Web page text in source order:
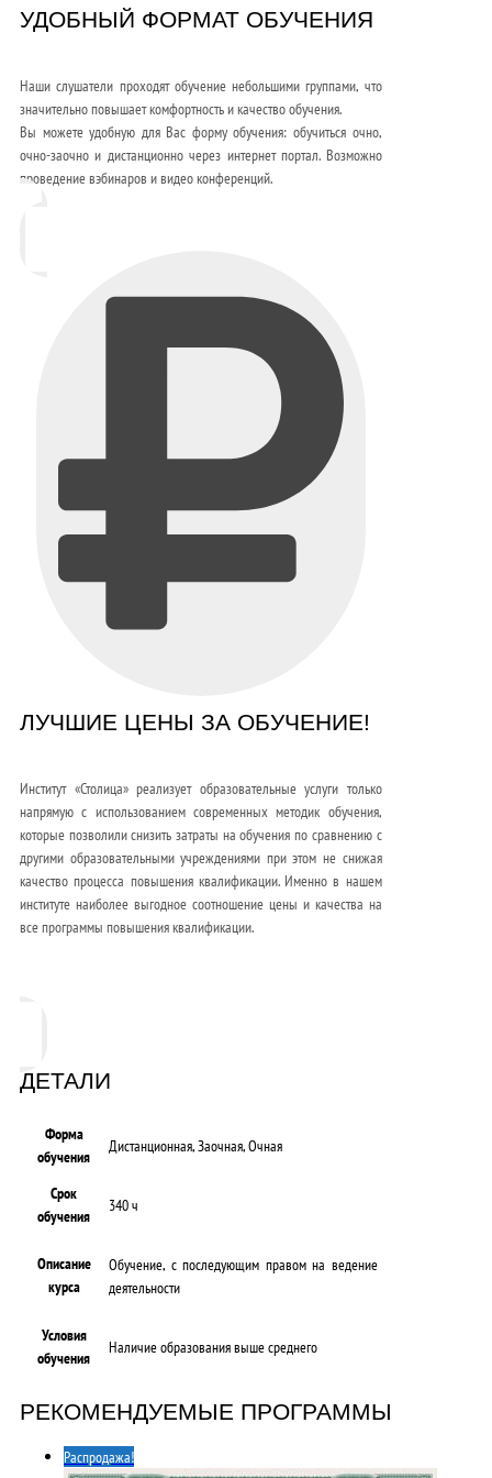
УДОБНЫЙ ФОРМАТ ОБУЧЕНИЯ
Наши слушатели проходят обучение небольшими группами, что
значительно повышает комфортность и качество обучения.
Вы можете удобную для Вас форму обучения: обучиться очно,
очно-заочно и дистанционно через интернет портал. Возможно
проведение вэбинаров и видео конференций.
ЛУЧШИЕ ЦЕНЫ ЗА ОБУЧЕНИЕ!
Институт «Столица» реализует образовательные услуги только
напрямую с использованием современных методик обучения,
которые позволили снизить затраты на обучения по сравнению с
другими образовательными учреждениями при этом не снижая
качество процесса повышения квалификации. Именно в нашем
институте наиболее выгодное соотношение цены и качества на
все программы повышения квалификации.
ДЕТАЛИ
Форма
обучения
Дистанционная, Заочная, Очная
Срок
обучения
340 ч
Описание
курса
Обучение, с последующим правом на ведение
деятельности
Условия
обучения
Наличие образования выше среднего
РЕКОМЕНДУЕМЫЕ ПРОГРАММЫ
Распродажа!